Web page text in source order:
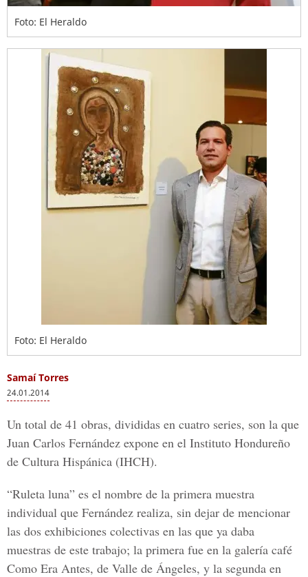
Foto: El Heraldo
Foto: El Heraldo
Samaí Torres
24.01.2014
Un total de 41 obras, divididas en cuatro series, son la que
Juan Carlos Fernández expone en el Instituto Hondureño
de Cultura Hispánica (IHCH).
“Ruleta luna” es el nombre de la primera muestra
individual que Fernández realiza, sin dejar de mencionar
las dos exhibiciones colectivas en las que ya daba
muestras de este trabajo; la primera fue en la galería café
Como Era Antes, de Valle de Ángeles, y la segunda en